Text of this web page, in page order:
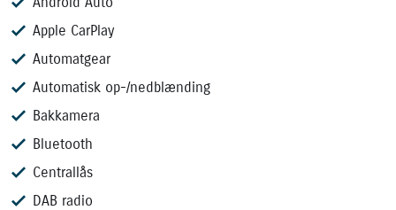
udtryk, som passer perfekt til bilens design.
🔋 Rækkevidde ved WLTP: 426 km
🔋 Batteristørrelse: 59,8 Wh netto
🔋 AC/Ladning på 3 faset
🔋 DC/Hurtigladning - op til 67 kwh
✅ LED forlygter
✅ 19'' Alufælge
Apple CarPlay
Automatgear
Automatisk op-/nedblænding
Bakkamera
Bluetooth
Centrallås
DAB radio